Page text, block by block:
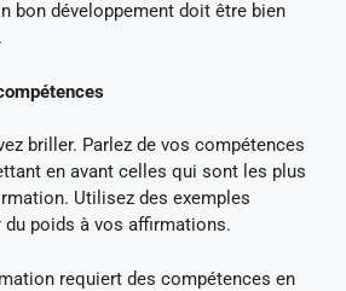
bon développement doit être bien
briller. Parlez de vos compétences
en avant celles qui sont les plus
Utilisez des exemples
poids à vos affirmations.
requiert des compétences en